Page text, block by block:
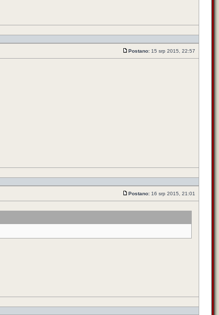
Postano: 15 srp 2015, 22:57
Postano: 16 srp 2015, 21:01